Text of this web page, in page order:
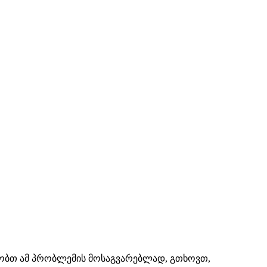
ამ პრობლემის მოსაგვარებლად, გთხოვთ,